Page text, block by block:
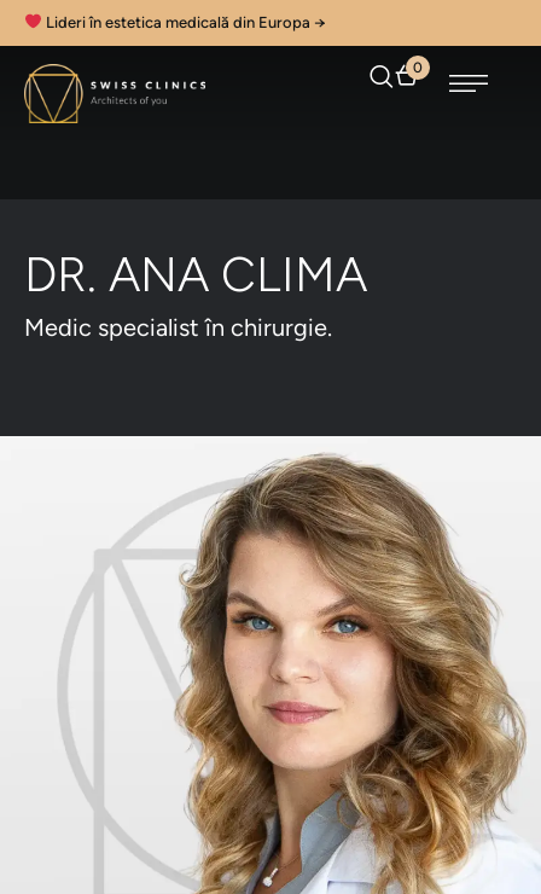
Lideri în estetica medicală din Europa →
0
DR. ANA CLIMA
Medic specialist în chirurgie.